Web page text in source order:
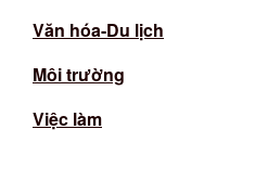
Văn hóa-Du lịch
Môi trường
Việc làm